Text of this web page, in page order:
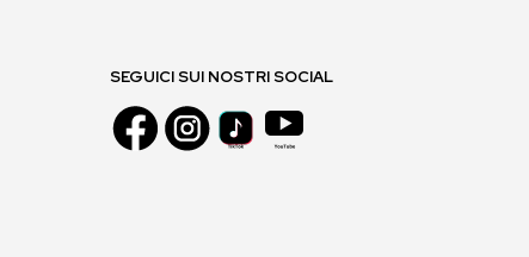
SEGUICI SUI NOSTRI SOCIAL